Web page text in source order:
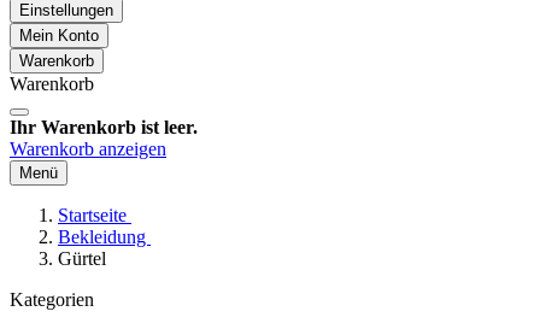
Einstellungen
Mein Konto
Warenkorb
Warenkorb
Ihr Warenkorb ist leer.
Warenkorb anzeigen
Menü
Startseite
Bekleidung
Gürtel
Kategorien